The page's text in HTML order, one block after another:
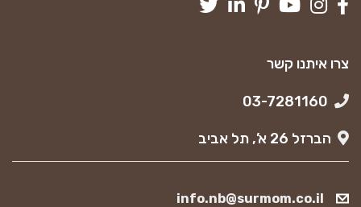
צרו איתנו קשר
הברזל 26 א’, תל אביב
info.nb@surmom.co.il